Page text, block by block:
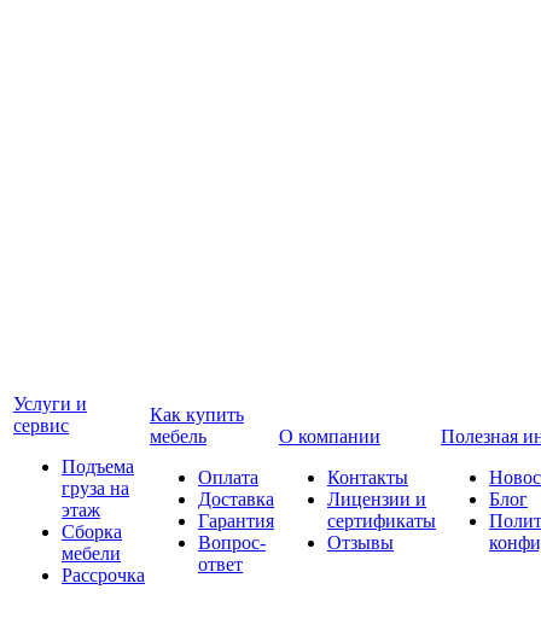
Услуги и
сервис
Подъема
груза на
этаж
Сборка
мебели
Рассрочка
Как купить
мебель
Оплата
Доставка
Гарантия
Вопрос-
ответ
О компании
Контакты
Лицензии и
сертификаты
Отзывы
Полезная
Блог